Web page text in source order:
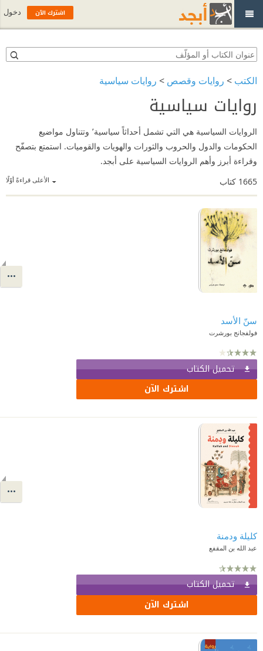
الكتب > روايات وقصص > روايات سياسية
روايات سياسية
الروايات السياسية هي التي تشمل أحداثاً سياسية٬ وتتناول مواضيع
الحكومات والدول والحروب والثورات والهويات والقوميات. استمتع بتصفّح
وقراءة أبرز وأهم الروايات السياسية على أبجد.
الأعلى قراءةً أوّلًا 1665 كتاب
سنّ الأسد
فولفجانج بورشرت
تحميل الكتاب
اشترك الآن
كليلة ودمنة
عبد الله بن المقفع
تحميل الكتاب
اشترك الآن
اشترك الآن دخول